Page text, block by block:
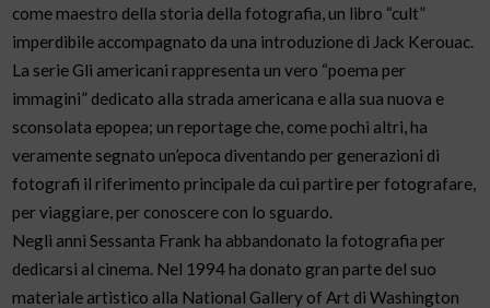
come maestro della storia della fotografia, un libro “cult”
imperdibile accompagnato da una introduzione di Jack Kerouac.
La serie Gli americani rappresenta un vero “poema per
immagini” dedicato alla strada americana e alla sua nuova e
sconsolata epopea; un reportage che, come pochi altri, ha
veramente segnato un’epoca diventando per generazioni di
fotografi il riferimento principale da cui partire per fotografare,
per viaggiare, per conoscere con lo sguardo.
Negli anni Sessanta Frank ha abbandonato la fotografia per
dedicarsi al cinema. Nel 1994 ha donato gran parte del suo
materiale artistico alla National Gallery of Art di Washington